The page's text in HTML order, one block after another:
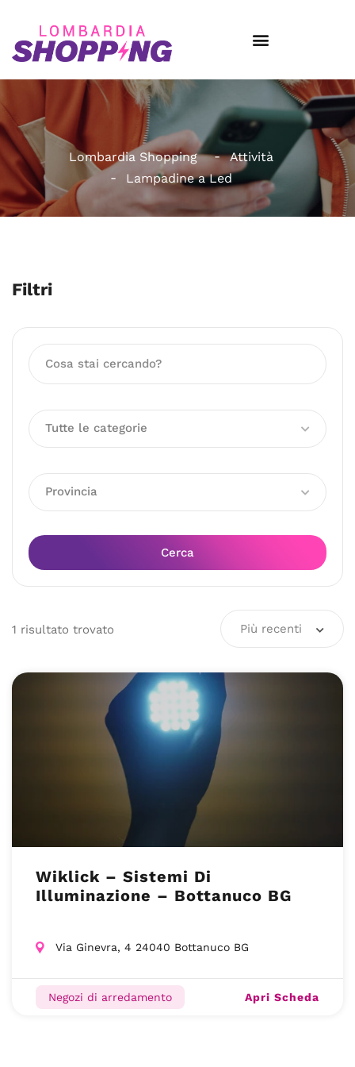
Lombardia Shopping
Attività
Lampadine a Led
Filtri
Tutte le categorie
Provincia
Cerca
1 risultato trovato Più recenti
Wiklick – Sistemi Di
Illuminazione – Bottanuco BG
Via Ginevra, 4 24040 Bottanuco BG
Negozi di arredamento Apri Scheda